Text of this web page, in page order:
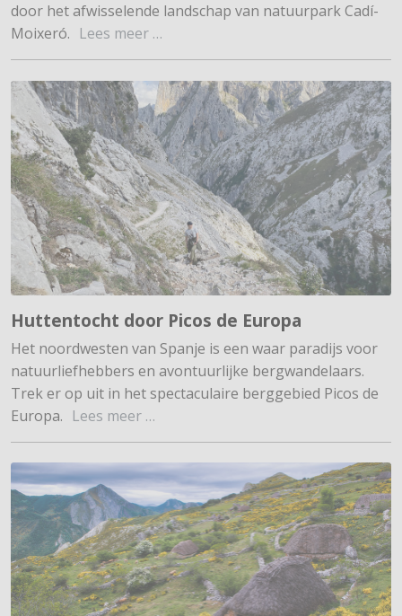
door het afwisselende landschap van natuurpark Cadí-
Moixeró. Lees meer …
Huttentocht door Picos de Europa
Het noordwesten van Spanje is een waar paradijs voor
natuurliefhebbers en avontuurlijke bergwandelaars.
Trek er op uit in het spectaculaire berggebied Picos de
Europa. Lees meer …